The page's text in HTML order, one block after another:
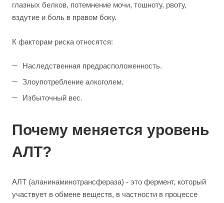
глазных белков, потемнение мочи, тошноту, рвоту,
вздутие и боль в правом боку.
К факторам риска относятся:
Наследственная предрасположенность.
Злоупотребление алкоголем.
Избыточный вес.
Почему меняется уровень
АЛТ?
АЛТ (аланинаминотрансфераза) - это фермент, который
участвует в обмене веществ, в частности в процессе